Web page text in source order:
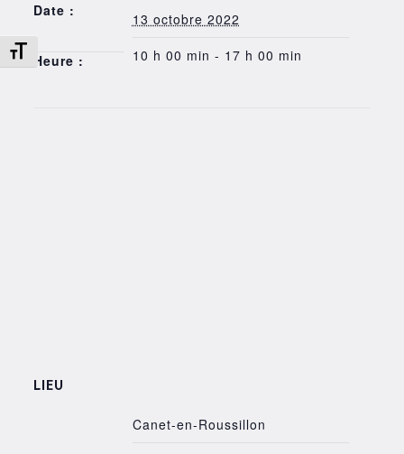
Changer la taille de la police
Date : 13 octobre 2022
Heure : 10 h 00 min - 17 h 00 min
LIEU
Canet-en-Roussillon